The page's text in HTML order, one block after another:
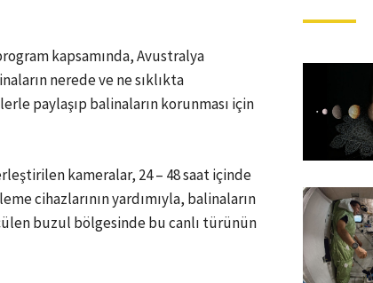
kapsamında, Avustralya
nerede ve ne sıklıkta
paylaşıp balinaların korunması için
kameralar, 24 – 48 saat içinde
cihazlarının yardımıyla, balinaların
buzul bölgesinde bu canlı türünün